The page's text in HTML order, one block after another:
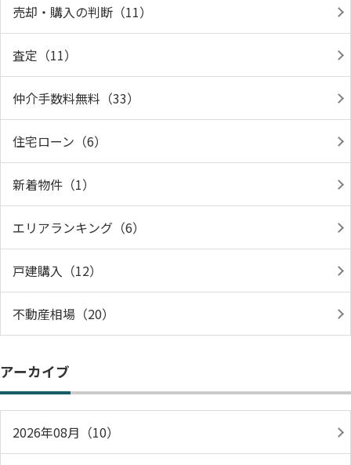
売却・購入の判断（11）
査定（11）
仲介手数料無料（33）
住宅ローン（6）
新着物件（1）
エリアランキング（6）
戸建購入（12）
不動産相場（20）
アーカイブ
2026年08月（10）